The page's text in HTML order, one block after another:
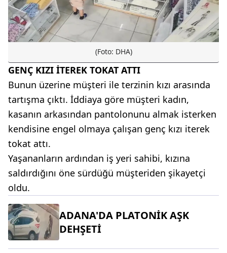
(Foto: DHA)
GENÇ KIZI İTEREK TOKAT ATTI
Bunun üzerine müşteri ile terzinin kızı arasında
tartışma çıktı. İddiaya göre müşteri kadın,
kasanın arkasından pantolonunu almak isterken
kendisine engel olmaya çalışan genç kızı iterek
tokat attı.
Yaşananların ardından iş yeri sahibi, kızına
saldırdığını öne sürdüğü müşteriden şikayetçi
oldu.
ADANA'DA PLATONİK AŞK
DEHŞETİ